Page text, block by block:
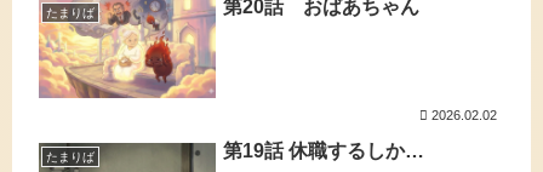
たまりば 第20話 おばあちゃん
2026.02.02
たまりば 第19話 休職するしか…